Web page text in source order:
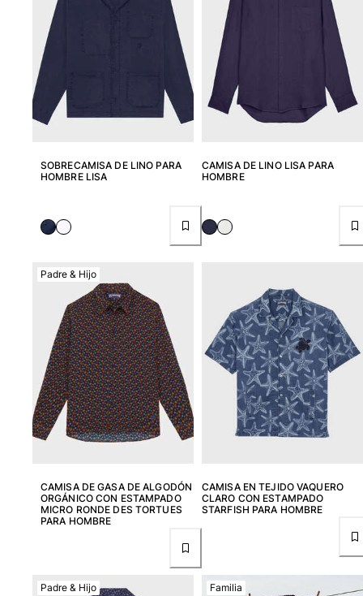
Juegos de playa
Joyería y Relojes
Colaboraciones
REGALOS
Inspiración
LAS PLAYAS VILEBREQUIN
Magazine
La Maison Vilebrequin
Portal de devoluciones
Preguntas más frecuentes
Buscar una tienda
SOBRECAMISA DE LINO PARA
HOMBRE LISA
CAMISA DE LINO LISA PARA
HOMBRE
CAMISA DE GASA DE ALGODÓN
ORGÁNICO CON ESTAMPADO
MICRO RONDE DES TORTUES
PARA HOMBRE
Padre & Hijo
CAMISA EN TEJIDO VAQUERO
CLARO CON ESTAMPADO
STARFISH PARA HOMBRE
Padre & Hijo Familia